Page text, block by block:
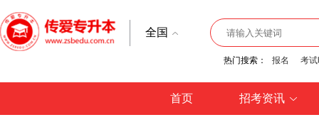
全国
热门搜索： 报名 考
首页 招考资讯